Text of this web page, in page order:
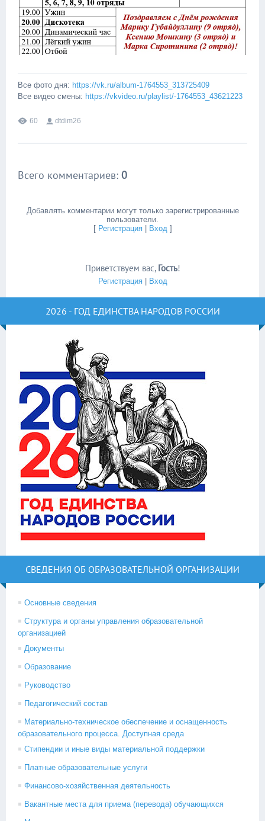
Все фото дня: https://vk.ru/album-1764553_313725409
Все видео смены: https://vkvideo.ru/playlist/-1764553_43621223
60 dtdim26
Всего комментариев: 0
Добавлять комментарии могут только зарегистрированные
пользователи.
[ Регистрация| Вход]
Приветствуем вас, Гость!
Регистрация| Вход
2026 - ГОД ЕДИНСТВА НАРОДОВ РОССИИ
СВЕДЕНИЯ ОБ ОБРАЗОВАТЕЛЬНОЙ ОРГАНИЗАЦИИ
Основные сведения
Структура и органы управления образовательной
организацией
Документы
Образование
Руководство
Педагогический состав
Материально-техническое обеспечение и оснащенность
образовательного процесса. Доступная среда
Стипендии и иные виды материальной поддержки
Платные образовательные услуги
Финансово-хозяйственная деятельность
Вакантные места для приема (перевода) обучающихся